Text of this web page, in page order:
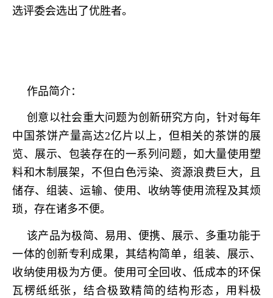
选评委会选出了优胜者。
作品简介：
创意以社会重大问题为创新研究方向，针对每年
中国茶饼产量高达2亿片以上，但相关的茶饼的展
览、展示、包装存在的一系列问题，如大量使用塑
料和木制展架，不但白色污染、资源浪费巨大，且
储存、组装、运输、使用、收纳等使用流程及其烦
琐，存在诸多不便。
该产品为极简、易用、便携、展示、多重功能于
一体的创新专利成果，其结构简单，组装、展示、
收纳使用极为方便。使用可全回收、低成本的环保
瓦楞纸纸张，结合极致精简的结构形态，用料极